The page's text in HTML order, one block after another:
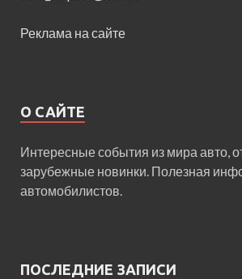
Реклама на сайте
О САЙТЕ
Интересные события из мира авто,
зарубежные новинки. Полезная
автомобилистов.
ПОСЛЕДНИЕ ЗАПИСИ